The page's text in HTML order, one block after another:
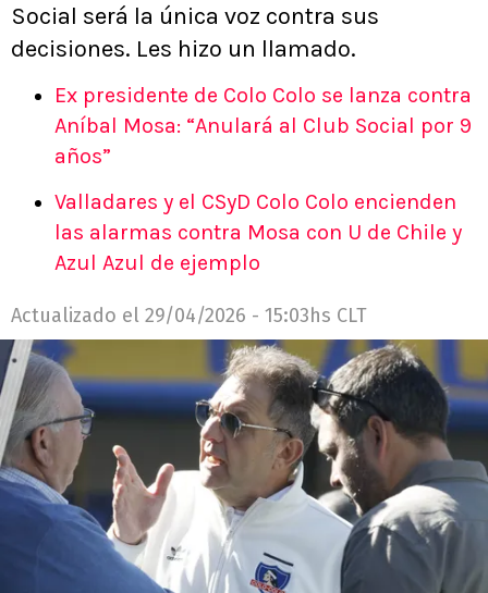
Social será la única voz contra sus
decisiones. Les hizo un llamado.
Ex presidente de Colo Colo se lanza contra
Aníbal Mosa: “Anulará al Club Social por 9
años”
Valladares y el CSyD Colo Colo encienden
las alarmas contra Mosa con U de Chile y
Azul Azul de ejemplo
Actualizado el 29/04/2026 - 15:03hs CLT